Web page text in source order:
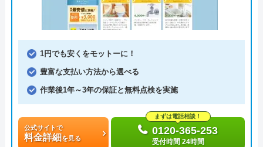
1円でも安くをモットーに！
豊富な支払い方法から選べる
作業後1年～3年の保証と無料点検を実施
公式サイトで
料金詳細を見る
まずは電話相談！
0120-365-253
受付時間 24時間